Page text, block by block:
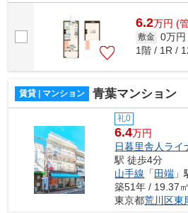
様へ提供しております！最新の情報は...
6.2万円 (
敷金 0万円
1階 / 1R /
賃貸 | マンション 青葉マンション
礼0
6.4万円
日暮里舎人ライ
駅 徒歩4分
山手線 「田端
築51年 / 19.37㎡
東京都荒川区東